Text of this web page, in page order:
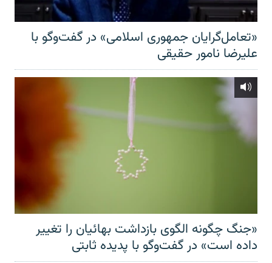
«تعامل‌گرایان جمهوری اسلامی» در گفت‌وگو با
علیرضا نامور حقیقی
«جنگ چگونه الگوی بازداشت بهائیان را تغییر
داده است» در گفت‌وگو با پدیده ثابتی